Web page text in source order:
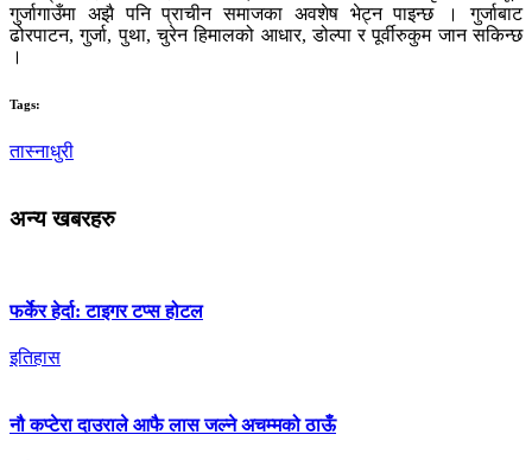
गुर्जागाउँमा अझै पनि प्राचीन समाजका अवशेष भेट्न पाइन्छ । गुर्जाबाट
ढोरपाटन, गुर्जा, पुथा, चुरेन हिमालको आधार, डोल्पा र पूर्वीरुकुम जान सकिन्छ
।
Tags:
तास्नाधुरी
अन्य खबरहरु
फर्केर हेर्दा: टाइगर टप्स होटल
इतिहास
नौ कप्टेरा दाउराले आफै लास जल्ने अचम्मको ठाऊँ